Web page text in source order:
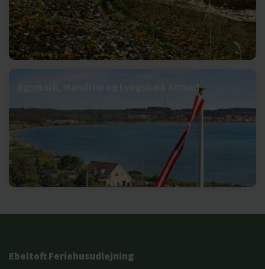
Egsmark, Handrup og Lyngsbæk Strand
Ebeltoft Feriehusudlejning